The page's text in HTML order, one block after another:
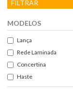
FILTRAR
MODELOS
Lança
Rede Laminada
Concertina
Haste